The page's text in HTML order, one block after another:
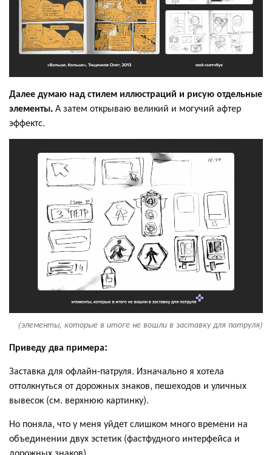
Далее думаю над стилем иллюстраций и рисую отдельные
элементы.А затем открываю великий и могучий афтер
эффектс.
(элементы, которые в итоге не вошли в заставку для патруля)
Приведу два примера:
Заставка для офлайн-патруля. Изначально я хотела
оттолкнуться от дорожных знаков, пешеходов и уличных
вывесок (см. верхнюю картинку).
Но поняла, что у меня уйдет слишком много времени на
объединении двух эстетик (фастфудного интерфейса и